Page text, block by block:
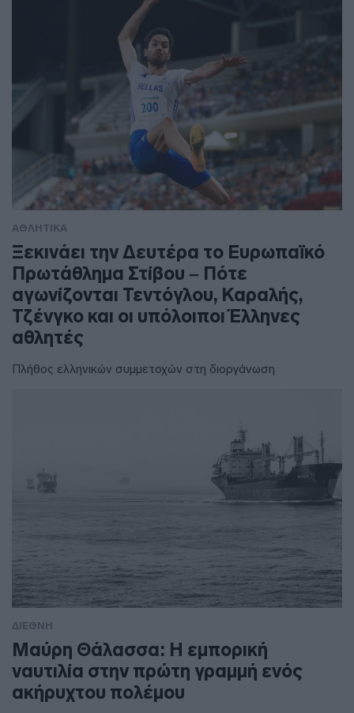
ΑΘΛΗΤΙΚΑ
Ξεκινάει την Δευτέρα το Ευρωπαϊκό
Πρωτάθλημα Στίβου – Πότε
αγωνίζονται Τεντόγλου, Καραλής,
Τζένγκο και οι υπόλοιποι Έλληνες
αθλητές
Πλήθος ελληνικών συμμετοχών στη διοργάνωση
ΔΙΕΘΝΗ
Μαύρη Θάλασσα: Η εμπορική
ναυτιλία στην πρώτη γραμμή ενός
ακήρυχτου πολέμου